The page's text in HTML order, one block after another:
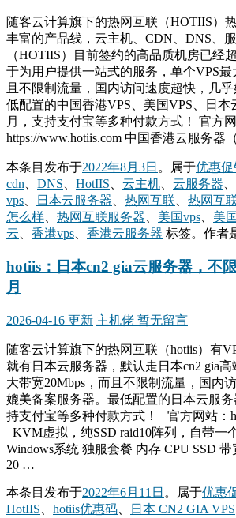
随客云计算旗下的热网互联（HOTIIS）
丰富的产品线，云主机、CDN、DNS、
（HOTIIS）目前签约的高品质机房已经
于为用户提供一站式的服务，单个VPS最
且不限制流量，国内访问速度超快，几
低配置的中国香港VPS、美国VPS、日本
月，支持支付宝等多种付款方式！ 官方网
https://www.hotiis.com 中国香港云服务器
本条目发布于2022年8月3日 。属于优惠促
cdn
DNS HotIIS 云主机 云服务器
vps
日本云服务器 热网互联 热网互
怎么样
热网互联服务器 美国vps 美
云
香港vps 香港云服务器 标签。 作者
hotiis：日本cn2 gia云服务器，不
月
2026-04-16 更新 主机佬 暂无留言
随客云计算旗下的热网互联（hotiis）有
就有日本云服务器，默认走日本cn2 gia
大带宽20Mbps，而且不限制流量，国内
媲美备案服务器。最低配置的日本云服
持支付宝等多种付款方式！ 官方网站：
KVM虚拟，纯SSD raid10阵列，自带一
Windows系统 独服套餐 内存 CPU SSD
20 …
本条目发布于2022年6月11日 。属于优惠
HotIIS
hotiis优惠码 日本 CN2 GIA VPS